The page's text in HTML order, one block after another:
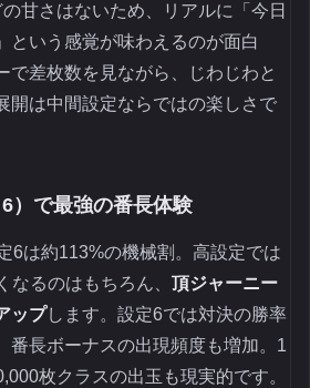
甘さはないため、リアルに「今日
という感覚が味わえるのが面白
で差枚数を見ながら、じわじわと
開は中間設定ならではの楽しさで
）で最強の番長体験
6は約113%の機械割。高設定では
なるのはもちろん、 頂ジャーニー
ップします。設定6では対決の勝率
番長ボーナスの出現頻度も増加。1
枚クラスの出玉も現実的です。